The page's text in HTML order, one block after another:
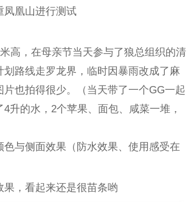
凤凰山进行测试
高，在母亲节当天参与了狼总组织的清
划路线走罗龙界，临时因暴雨改成了麻
片也拍得很少。（当天带了一个GG一起
升的水，2个苹果、面包、咸菜一堆，
色与侧面效果（防水效果、使用感受在
果，看起来还是很苗条哟